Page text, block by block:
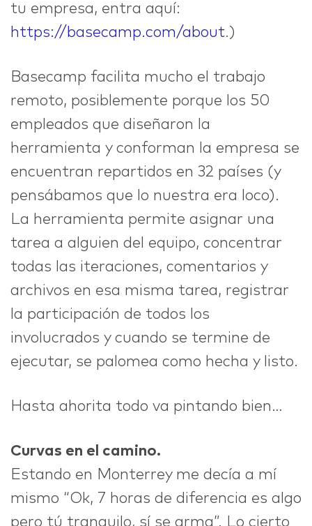
tu empresa, entra aquí:
https://basecamp.com/about.)
Basecamp facilita mucho el trabajo
remoto, posiblemente porque los 50
empleados que diseñaron la
herramienta y conforman la empresa se
encuentran repartidos en 32 países (y
pensábamos que lo nuestra era loco).
La herramienta permite asignar una
tarea a alguien del equipo, concentrar
todas las iteraciones, comentarios y
archivos en esa misma tarea, registrar
la participación de todos los
involucrados y cuando se termine de
ejecutar, se palomea como hecha y listo.
Hasta ahorita todo va pintando bien…
Curvas en el camino.
Estando en Monterrey me decía a mí
mismo “Ok, 7 horas de diferencia es algo
pero tú tranquilo, sí se arma”. Lo cierto